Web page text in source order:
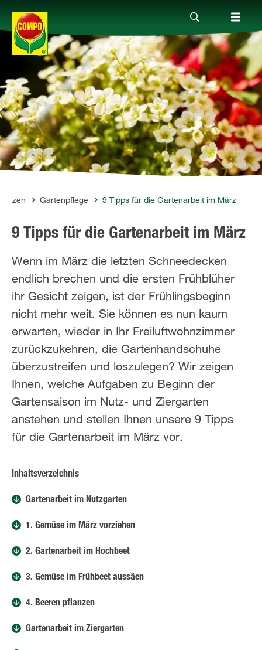
Produkte
Ratgeber
Themenwelten
Service
Unternehmen
Gartenpflege 9 Tipps für die Gartenarbeit im März
9 Tipps für die Gartenarbeit im März
Wenn im März die letzten Schneedecken
endlich brechen und die ersten Frühblüher
ihr Gesicht zeigen, ist der Frühlingsbeginn
nicht mehr weit. Sie können es nun kaum
erwarten, wieder in Ihr Freiluftwohnzimmer
zurückzukehren, die Gartenhandschuhe
überzustreifen und loszulegen? Wir zeigen
Ihnen, welche Aufgaben zu Beginn der
Gartensaison im Nutz- und Ziergarten
anstehen und stellen Ihnen unsere 9 Tipps
für die Gartenarbeit im März vor.
Inhaltsverzeichnis
Gartenarbeit im Nutzgarten
1. Gemüse im März vorziehen
2. Gartenarbeit im Hochbeet
3. Gemüse im Frühbeet aussäen
4. Beeren pflanzen
Gartenarbeit im Ziergarten